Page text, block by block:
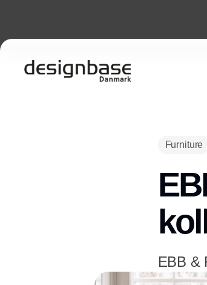
Furniture
EBB &